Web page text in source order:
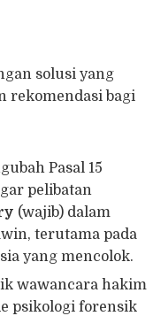
solusi yang
rekomendasi bagi
Pasal 15
pelibatan
(wajib) dalam
terutama pada
yang mencolok.
wawancara hakim
psikologi forensik